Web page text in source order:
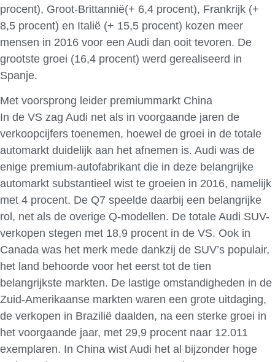
procent), Groot-Brittannië(+ 6,4 procent), Frankrijk (+
8,5 procent) en Italië (+ 15,5 procent) kozen meer
mensen in 2016 voor een Audi dan ooit tevoren. De
grootste groei (16,4 procent) werd gerealiseerd in
Spanje.
Met voorsprong leider premiummarkt China
In de VS zag Audi net als in voorgaande jaren de
verkoopcijfers toenemen, hoewel de groei in de totale
automarkt duidelijk aan het afnemen is. Audi was de
enige premium-autofabrikant die in deze belangrijke
automarkt substantieel wist te groeien in 2016, namelijk
met 4 procent. De Q7 speelde daarbij een belangrijke
rol, net als de overige Q-modellen. De totale Audi SUV-
verkopen stegen met 18,9 procent in de VS. Ook in
Canada was het merk mede dankzij de SUV’s populair,
het land behoorde voor het eerst tot de tien
belangrijkste markten. De lastige omstandigheden in de
Zuid-Amerikaanse markten waren een grote uitdaging,
de verkopen in Brazilië daalden, na een sterke groei in
het voorgaande jaar, met 29,9 procent naar 12.011
exemplaren. In China wist Audi het al bijzonder hoge